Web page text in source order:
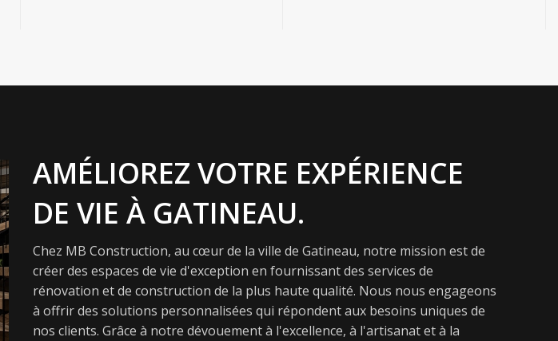
AMÉLIOREZ VOTRE EXPÉRIENCE
DE VIE À GATINEAU.
Chez MB Construction, au cœur de la ville de Gatineau, notre mission est de
créer des espaces de vie d'exception en fournissant des services de
rénovation et de construction de la plus haute qualité. Nous nous engageons
à offrir des solutions personnalisées qui répondent aux besoins uniques de
nos clients. Grâce à notre dévouement à l'excellence, à l'artisanat et à la